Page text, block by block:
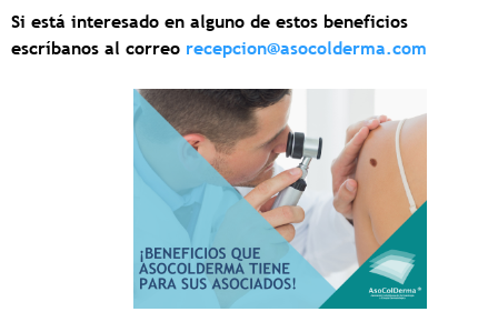
Si está interesado en alguno de estos beneficios
escríbanos al correo recepcion@asocolderma.com